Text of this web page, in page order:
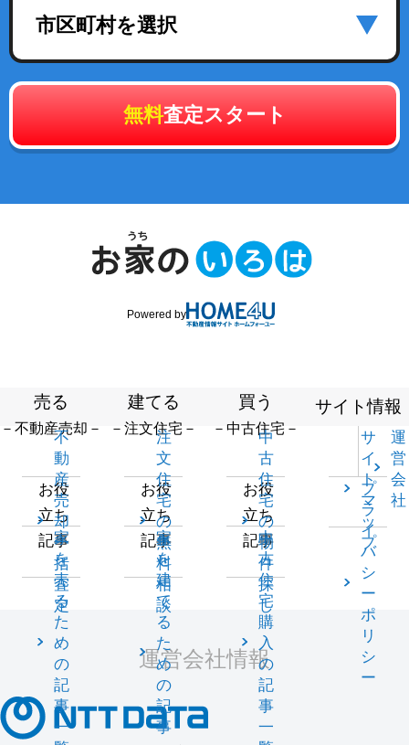
市区町村を選択
無料査定スタート
Powered by
売る
－不動産売却－
不
動
産
売
却
一
括
査
定
お役
立ち
記事
家
を
売
る
た
め
の
記
事
一
建てる
－注文住宅－
注
文
住
宅
の
無
料
相
談
お役
立ち
記事
家
を
建
て
る
た
め
の
記
事
買う
－中古住宅－
中
古
住
宅
の
物
件
探
し
お役
立ち
記事
中
古
住
宅
購
入
の
記
事
一
サイト情報
サ
イ
ト
マ
ッ
プ
運
営
会
社
プ
ラ
イ
バ
シ
ー
ポ
リ
シ
ー
運営会社情報